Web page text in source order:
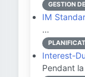
GESTION
IM
…
Interest-
Pendant